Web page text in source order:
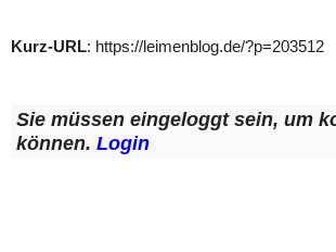
Kurz-URL: https://leimenblog.de/?p=203512
Sie müssen eingeloggt sein, um
können. Login